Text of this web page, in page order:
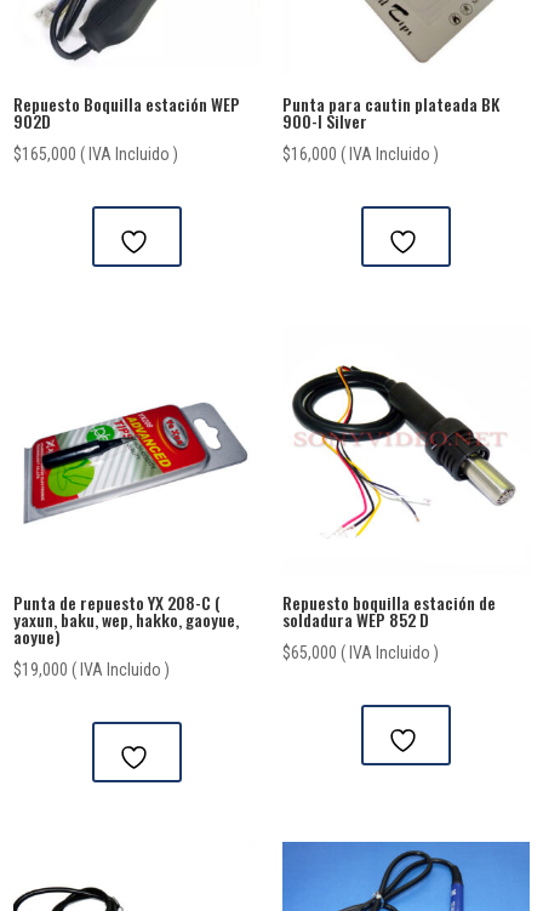
Repuesto Boquilla estación WEP
902D
$165,000 ( IVA Incluido )
Punta para cautin plateada BK
900-I Silver
$16,000 ( IVA Incluido )
Punta de repuesto YX 208-C (
yaxun, baku, wep, hakko, gaoyue,
aoyue)
$19,000 ( IVA Incluido )
Repuesto boquilla estación de
soldadura WEP 852 D
$65,000 ( IVA Incluido )